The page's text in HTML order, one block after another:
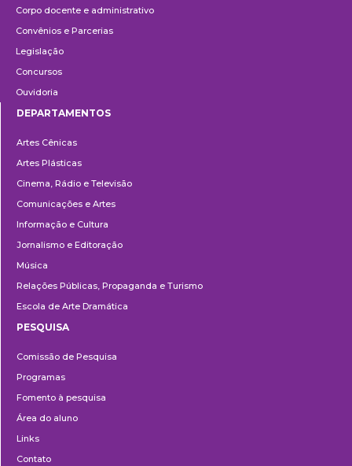
Corpo docente e administrativo
Convênios e Parcerias
Legislação
Concursos
Ouvidoria
DEPARTAMENTOS
Artes Cênicas
Artes Plásticas
Cinema, Rádio e Televisão
Comunicações e Artes
Informação e Cultura
Jornalismo e Editoração
Música
Relações Públicas, Propaganda e Turismo
Escola de Arte Dramática
PESQUISA
Comissão de Pesquisa
Programas
Fomento à pesquisa
Área do aluno
Links
Contato